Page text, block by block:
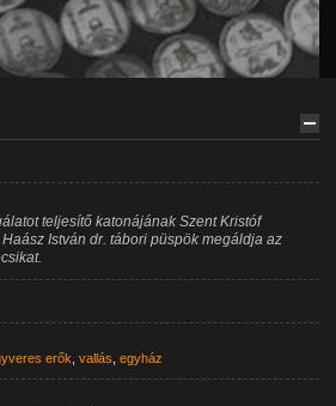
teljesítő katonájának Szent Kristóf
István dr. tábori püspök megáldja az
erők vallás egyház